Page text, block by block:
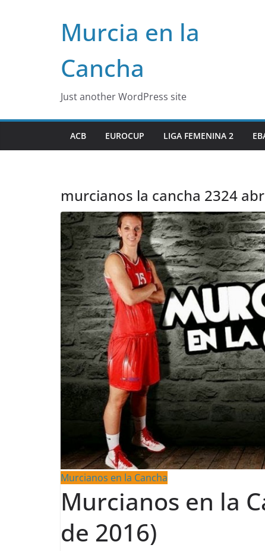
Murcia en la
Cancha
Just another WordPress site
ACB EUROCUP LIGA FEMENINA 2
murcianos la cancha 2324
Murcianos en la Cancha
Murcianos en la
de 2016)